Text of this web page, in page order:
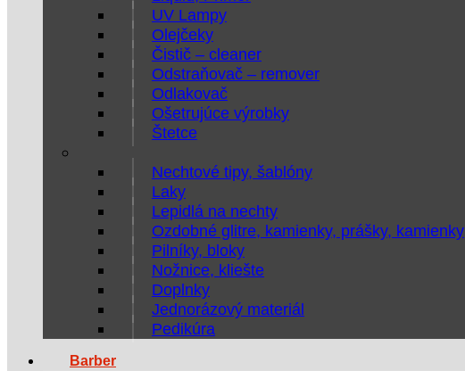
UV Lampy
Olejčeky
Čistič – cleaner
Odstraňovač – remover
Odlakovač
Ošetrujúce výrobky
Štetce
Nechtové tipy, šablóny
Laky
Lepidlá na nechty
Ozdobné glitre, kamienky, prášky, kamienky
Pilníky, bloky
Nožnice, kliešte
Doplnky
Jednorázový materiál
Pedikúra
Barber